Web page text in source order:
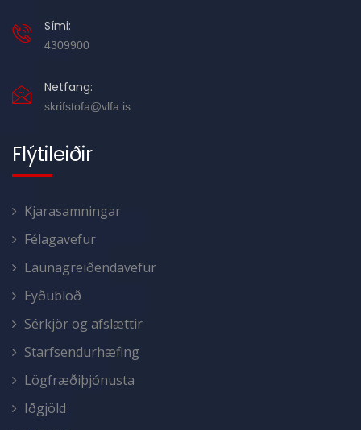
Sími:
4309900
Netfang:
skrifstofa@vlfa.is
Flýtileiðir
Kjarasamningar
Félagavefur
Launagreiðendavefur
Eyðublöð
Sérkjör og afslættir
Starfsendurhæfing
Lögfræðiþjónusta
Iðgjöld